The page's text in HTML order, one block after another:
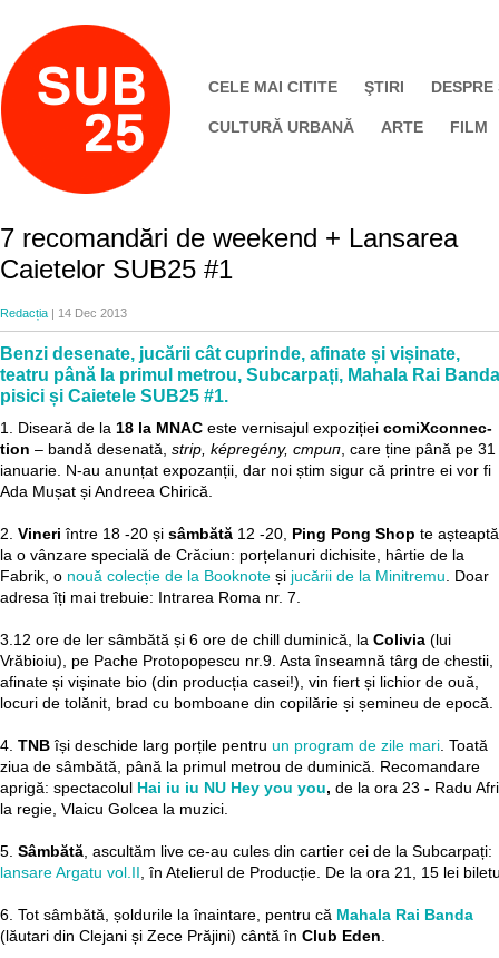
CELE MAI CITITE ŞTIRI DESPRE
CULTURĂ URBANĂ ARTE FILM
7 recomandări de weekend + Lansarea
Caietelor SUB25 #1
Redacția | 14 Dec 2013
Benzi desenate, jucării cât cuprinde, afinate și vișinate,
teatru până la primul metrou, Subcarpați, Mahala Rai
pisici și Caietele SUB25 #1.
1. Diseară de la 18 la MNAC este vernisajul expoziției comiXcon­nec­
tion – bandă dese­n­ată, strip, képregény, стрип, care ține până pe 31
ianuarie. N-au anunțat expozanții, dar noi știm sigur că printre ei vor fi
Ada Mușat și Andreea Chirică.
2. Vineri între 18 -20 și sâmbătă 12 -20, Ping Pong Shop te așteaptă
la o vânzare specială de Crăciun: porțelanuri dichisite, hârtie de la
Fabrik, o nouă colecție de la Booknote și jucării de la Minitremu. Doar
adresa îți mai trebuie: Intrarea Roma nr. 7.
3.12 ore de ler sâmbătă și 6 ore de chill duminică, la Colivia (lui
Vrăbioiu), pe Pache Protopopescu nr.9. Asta înseamnă târg de chestii,
afinate și vișinate bio (din producția casei!), vin fiert și lichior de ouă,
locuri de tolănit, brad cu bomboane din copilărie și șemineu de epocă.
4. TNBîși deschide larg porțile pentru un program de zile mari. Toată
ziua de sâmbătă, până la primul metrou de duminică. Recomandare
aprigă: spectacolul
Hai iu iu NU Hey you you, de la ora 23 - Radu
la regie, Vlaicu Golcea la muzici.
5. Sâmbătă, ascultăm live ce-au cules din cartier cei de la Subcarpați:
lansare Argatu vol.II , în Atelierul de Producție. De la ora 21, 15 lei
6. Tot sâmbătă, șoldurile la înaintare, pentru că Mahala Rai Banda
(lăutari din Clejani și Zece Prăjini) cântă în Club Eden.